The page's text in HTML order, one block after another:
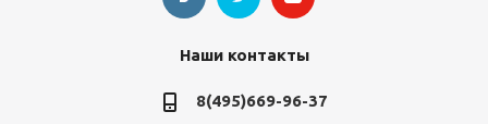
Наши контакты
8(495)669-96-37